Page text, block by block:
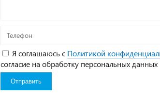
Телефон
Я соглашаюсь с Политикой
согласие на обработку персональных данных